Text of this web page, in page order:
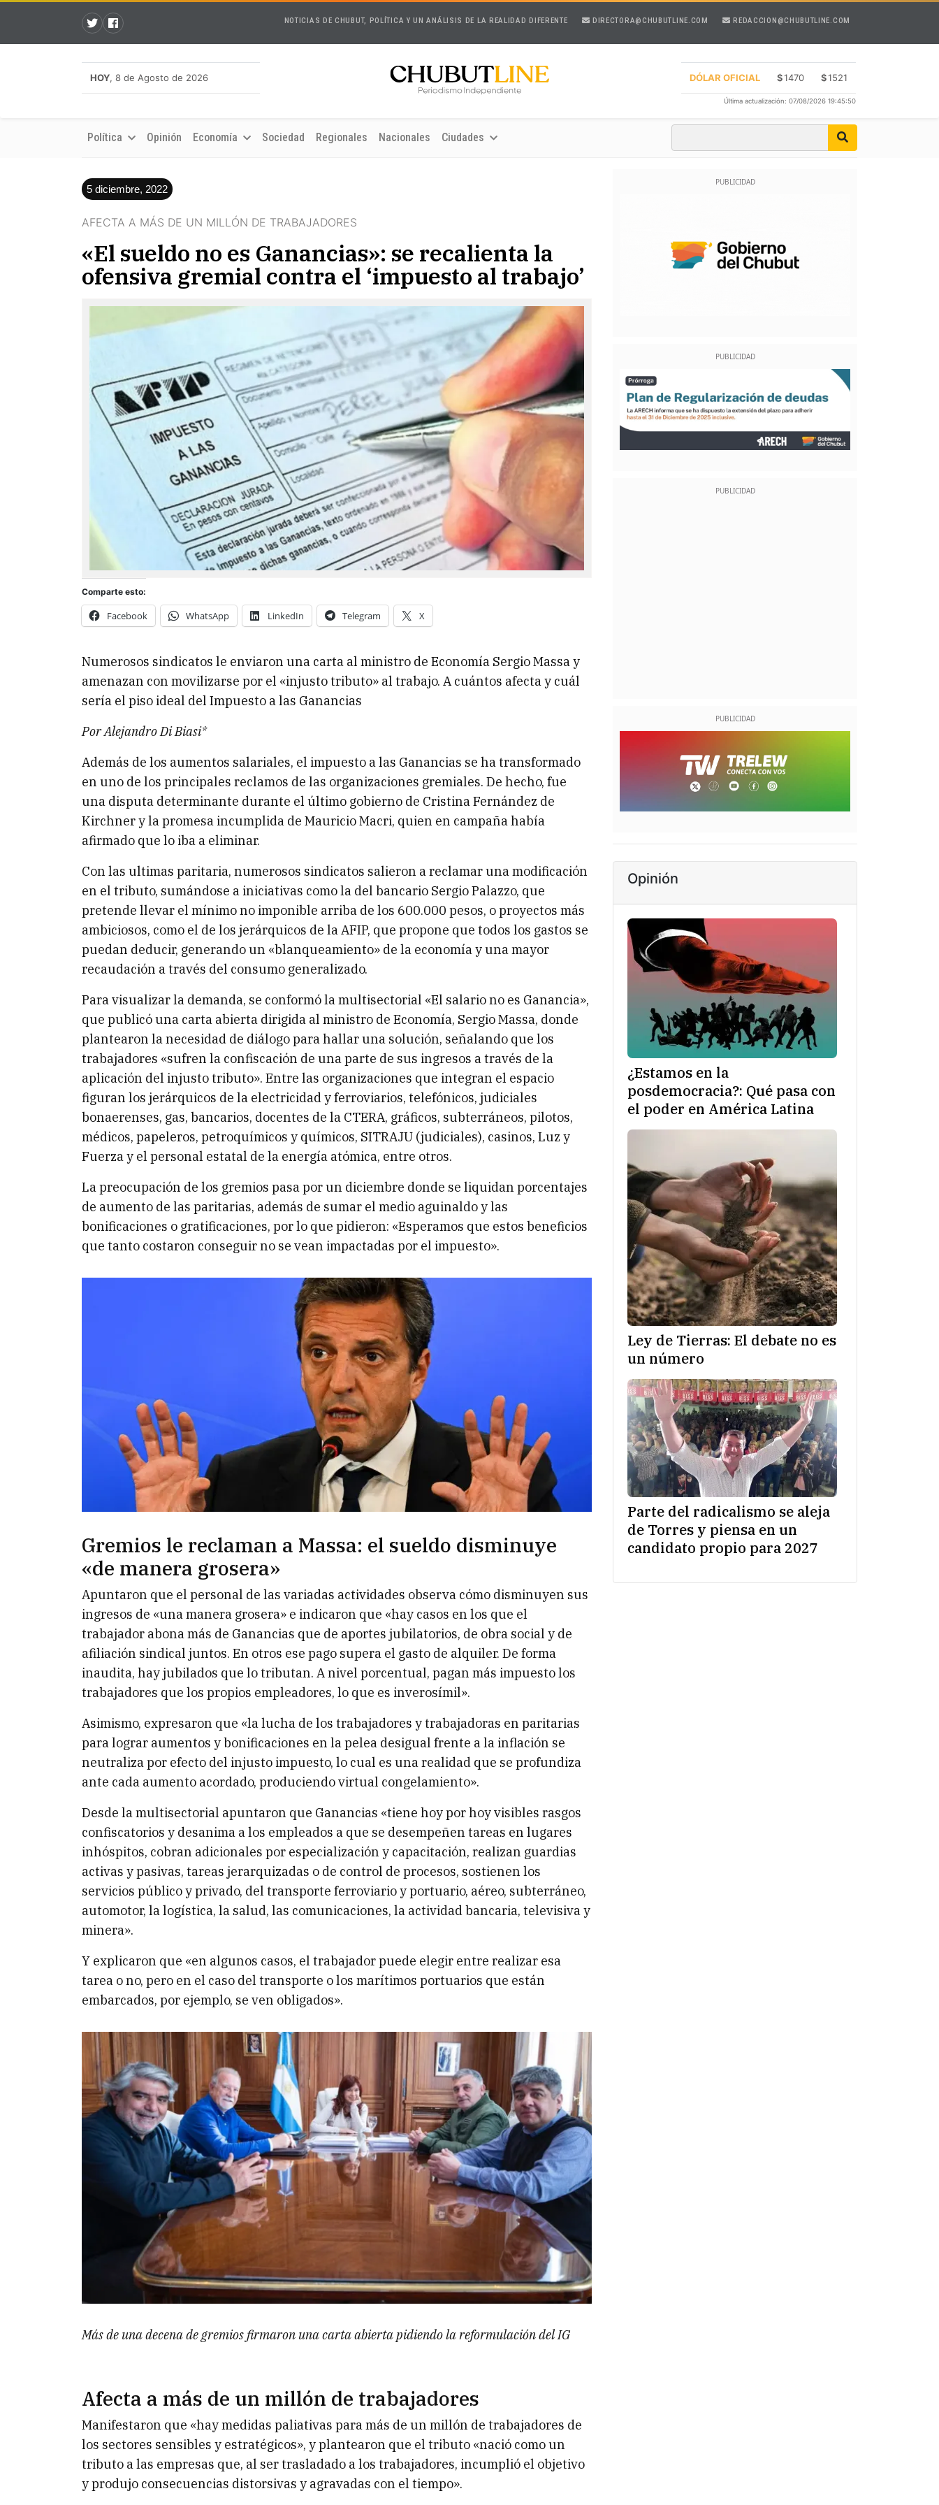
NOTICIAS DE CHUBUT, POLÍTICA Y UN ANÁLISIS DE LA REALIDAD DIFERENTE DIRECTORA@CHUBUTLINE.COM REDACCION@CHUBUTLINE.COM
HOY, 8 de Agosto de 2026 DÓLAR OFICIAL $1470 $1521
Última actualización: 07/08/2026 19:45:50
Política Opinión Economía Sociedad Regionales Nacionales Ciudades
5 diciembre, 2022
AFECTA A MÁS DE UN MILLÓN DE TRABAJADORES
«El sueldo no es Ganancias»: se recalienta la
ofensiva gremial contra el ‘impuesto al trabajo’
Comparte esto:
Facebook WhatsApp LinkedIn Telegram X
Numerosos sindicatos le enviaron una carta al ministro de Economía Sergio Massa y
amenazan con movilizarse por el «injusto tributo» al trabajo. A cuántos afecta y cuál
sería el piso ideal del Impuesto a las Ganancias
Por Alejandro Di Biasi*
Además de los aumentos salariales, el impuesto a las Ganancias se ha transformado
en uno de los principales reclamos de las organizaciones gremiales. De hecho, fue
una disputa determinante durante el último gobierno de Cristina Fernández de
Kirchner y la promesa incumplida de Mauricio Macri, quien en campaña había
afirmado que lo iba a eliminar.
Con las ultimas paritaria, numerosos sindicatos salieron a reclamar una modificación
en el tributo, sumándose a iniciativas como la del bancario Sergio Palazzo, que
pretende llevar el mínimo no imponible arriba de los 600.000 pesos, o proyectos más
ambiciosos, como el de los jerárquicos de la AFIP, que propone que todos los gastos se
puedan deducir, generando un «blanqueamiento» de la economía y una mayor
recaudación a través del consumo generalizado.
Para visualizar la demanda, se conformó la multisectorial «El salario no es Ganancia»,
que publicó una carta abierta dirigida al ministro de Economía, Sergio Massa, donde
plantearon la necesidad de diálogo para hallar una solución, señalando que los
trabajadores «sufren la confiscación de una parte de sus ingresos a través de la
aplicación del injusto tributo». Entre las organizaciones que integran el espacio
figuran los jerárquicos de la electricidad y ferroviarios, telefónicos, judiciales
bonaerenses, gas, bancarios, docentes de la CTERA, gráficos, subterráneos, pilotos,
médicos, papeleros, petroquímicos y químicos, SITRAJU (judiciales), casinos, Luz y
Fuerza y el personal estatal de la energía atómica, entre otros.
La preocupación de los gremios pasa por un diciembre donde se liquidan porcentajes
de aumento de las paritarias, además de sumar el medio aguinaldo y las
bonificaciones o gratificaciones, por lo que pidieron: «Esperamos que estos beneficios
que tanto costaron conseguir no se vean impactadas por el impuesto».
Gremios le reclaman a Massa: el sueldo disminuye
«de manera grosera»
Apuntaron que el personal de las variadas actividades observa cómo disminuyen sus
ingresos de «una manera grosera» e indicaron que «hay casos en los que el
trabajador abona más de Ganancias que de aportes jubilatorios, de obra social y de
afiliación sindical juntos. En otros ese pago supera el gasto de alquiler. De forma
inaudita, hay jubilados que lo tributan. A nivel porcentual, pagan más impuesto los
trabajadores que los propios empleadores, lo que es inverosímil».
Asimismo, expresaron que «la lucha de los trabajadores y trabajadoras en paritarias
para lograr aumentos y bonificaciones en la pelea desigual frente a la inflación se
neutraliza por efecto del injusto impuesto, lo cual es una realidad que se profundiza
ante cada aumento acordado, produciendo virtual congelamiento».
Desde la multisectorial apuntaron que Ganancias «tiene hoy por hoy visibles rasgos
confiscatorios y desanima a los empleados a que se desempeñen tareas en lugares
inhóspitos, cobran adicionales por especialización y capacitación, realizan guardias
activas y pasivas, tareas jerarquizadas o de control de procesos, sostienen los
servicios público y privado, del transporte ferroviario y portuario, aéreo, subterráneo,
automotor, la logística, la salud, las comunicaciones, la actividad bancaria, televisiva y
minera».
Y explicaron que «en algunos casos, el trabajador puede elegir entre realizar esa
tarea o no, pero en el caso del transporte o los marítimos portuarios que están
embarcados, por ejemplo, se ven obligados».
Más de una decena de gremios firmaron una carta abierta pidiendo la reformulación del IG
Afecta a más de un millón de trabajadores
Manifestaron que «hay medidas paliativas para más de un millón de trabajadores de
los sectores sensibles y estratégicos», y plantearon que el tributo «nació como un
tributo a las empresas que, al ser trasladado a los trabajadores, incumplió el objetivo
y produjo consecuencias distorsivas y agravadas con el tiempo».
Opinión
¿Estamos en la
posdemocracia?: Qué pasa con
el poder en América Latina
Ley de Tierras: El debate no es
un número
Parte del radicalismo se aleja
de Torres y piensa en un
candidato propio para 2027